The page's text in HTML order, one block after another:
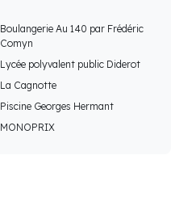
Boulangerie Au 140 par Frédéric
Comyn
Lycée polyvalent public Diderot
La Cagnotte
Piscine Georges Hermant
MONOPRIX